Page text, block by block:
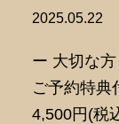
2025.05.22
ー 大切な
ご予約特典
4,500円(税